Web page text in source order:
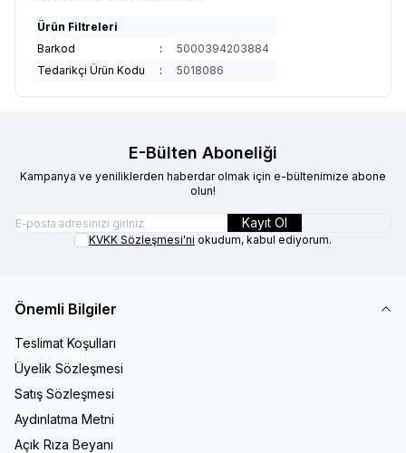
Ürün Filtreleri
Barkod
:
5000394203884
Tedarikçi Ürün Kodu
: 5018086
E-Bülten Aboneliği
Kampanya ve yeniliklerden haberdar olmak için e-bültenimize abone
olun!
Kayıt Ol
KVKK Sözleşmesi'ni okudum, kabul ediyorum.
Önemli Bilgiler
Teslimat Koşulları
Üyelik Sözleşmesi
Satış Sözleşmesi
Aydınlatma Metni
Açık Rıza Beyanı